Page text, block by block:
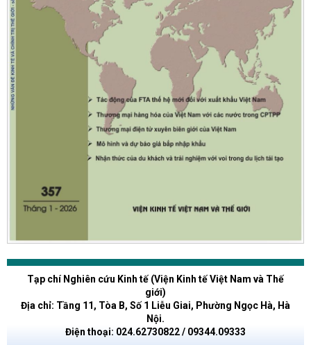
Tạp chí Nghiên cứu Kinh tế (Viện Kinh tế Việt Nam và Thế
giới)
Địa chỉ: Tầng 11, Tòa B, Số 1 Liễu Giai, Phường Ngọc Hà, Hà
Nội.
Điện thoại: 024.62730822 / 09344.09333